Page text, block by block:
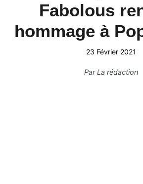
Fabolous
hommage à
23 Février 2021
ParLa rédaction